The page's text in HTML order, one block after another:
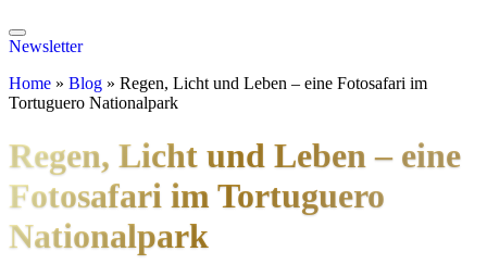
Newsletter
Home » Blog » Regen, Licht und Leben – eine Fotosafari im
Tortuguero Nationalpark
Regen, Licht und Leben – eine
Fotosafari im Tortuguero
Nationalpark